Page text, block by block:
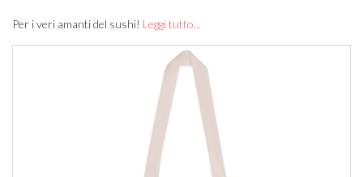
Per i veri amanti del sushi! Leggi tutto...